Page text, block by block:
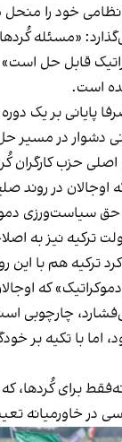
خود را منحل
«مسئله
قابل حل است»
است.
پایانی بر یک
دشوار در
حزب کارگران
اوجالان در روند
سیاست‌ورزی
ترکیه نیز به
ترکیه هم با این
که
چارچوبی
با تکیه بر
برای کُردها،
در خاورمیانه